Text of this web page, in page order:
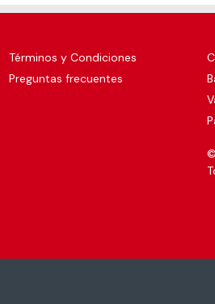
Términos y Condiciones
Preguntas frecuentes